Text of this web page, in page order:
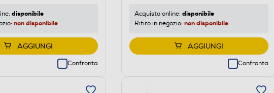
disponibile
non disponibile
AGGIUNGI
Confronta
Acquisto online: disponibile
Ritiro in negozio: non disponibile
AGGIUNGI
Confronta